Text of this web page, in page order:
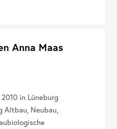
Anna Maas
in Lüneburg
Altbau, Neubau,